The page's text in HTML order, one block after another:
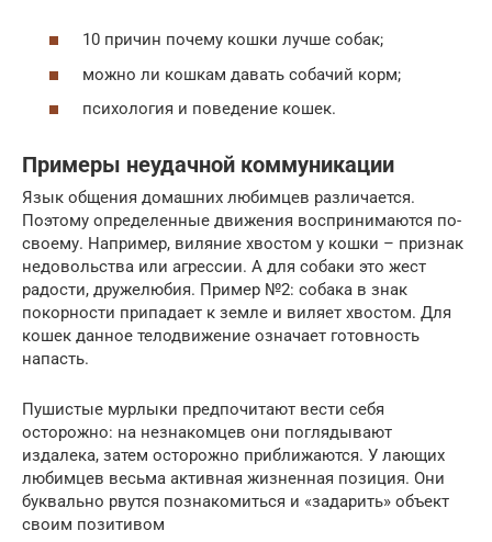
10 причин почему кошки лучше собак;
можно ли кошкам давать собачий корм;
психология и поведение кошек.
Примеры неудачной коммуникации
Язык общения домашних любимцев различается.
Поэтому определенные движения воспринимаются по-
своему. Например, виляние хвостом у кошки – признак
недовольства или агрессии. А для собаки это жест
радости, дружелюбия. Пример №2: собака в знак
покорности припадает к земле и виляет хвостом. Для
кошек данное телодвижение означает готовность
напасть.
Пушистые мурлыки предпочитают вести себя
осторожно: на незнакомцев они поглядывают
издалека, затем осторожно приближаются. У лающих
любимцев весьма активная жизненная позиция. Они
буквально рвутся познакомиться и «задарить» объект
своим позитивом